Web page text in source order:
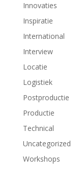
Innovaties
Inspiratie
International
Interview
Locatie
Logistiek
Postproductie
Productie
Technical
Uncategorized
Workshops